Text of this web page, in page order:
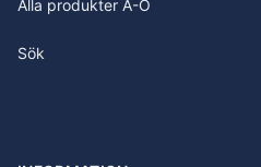
Alla produkter A-Ö
Sök